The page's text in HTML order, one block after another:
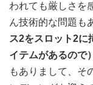
われても厳しさを
ん技術的な問題も
ス2をスロット2に
イテムがあるので
もありまして、そ